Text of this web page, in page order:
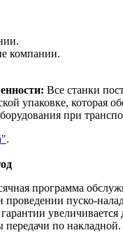
компании.
Все станки
упаковке, которая
при
.
программа
пуско-
увеличивается
передачи по накладной.